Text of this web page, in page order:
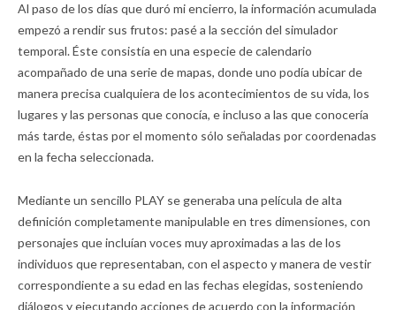
Al paso de los días que duró mi encierro, la información acumulada
empezó a rendir sus frutos: pasé a la sección del simulador
temporal. Éste consistía en una especie de calendario
acompañado de una serie de mapas, donde uno podía ubicar de
manera precisa cualquiera de los acontecimientos de su vida, los
lugares y las personas que conocía, e incluso a las que conocería
más tarde, éstas por el momento sólo señaladas por coordenadas
en la fecha seleccionada.
Mediante un sencillo PLAY se generaba una película de alta
definición completamente manipulable en tres dimensiones, con
personajes que incluían voces muy aproximadas a las de los
individuos que representaban, con el aspecto y manera de vestir
correspondiente a su edad en las fechas elegidas, sosteniendo
diálogos y ejecutando acciones de acuerdo con la información